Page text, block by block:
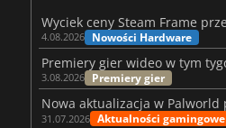
4.08.2026 Nowości Hardware
3.08.2026 Premiery gier
31.07.2026 Aktualności gamingowe